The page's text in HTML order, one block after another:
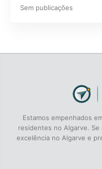
Sem publicações
Estamos empenhados
residentes no Algarve.
excelência no Algarve e